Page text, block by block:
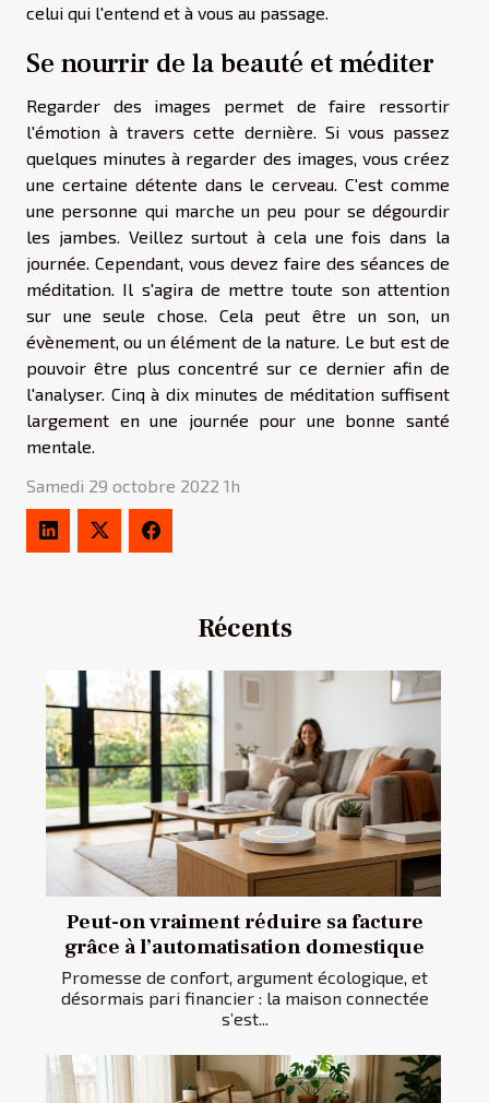
celui qui l'entend et à vous au passage.
Se nourrir de la beauté et méditer
Regarder des images permet de faire ressortir
l'émotion à travers cette dernière. Si vous passez
quelques minutes à regarder des images, vous créez
une certaine détente dans le cerveau. C'est comme
une personne qui marche un peu pour se dégourdir
les jambes. Veillez surtout à cela une fois dans la
journée. Cependant, vous devez faire des séances de
méditation. Il s'agira de mettre toute son attention
sur une seule chose. Cela peut être un son, un
évènement, ou un élément de la nature. Le but est de
pouvoir être plus concentré sur ce dernier afin de
l'analyser. Cinq à dix minutes de méditation suffisent
largement en une journée pour une bonne santé
mentale.
Samedi 29 octobre 2022 1h
Récents
Peut-on vraiment réduire sa facture
grâce à l’automatisation domestique
Promesse de confort, argument écologique, et
désormais pari financier : la maison connectée
s’est...